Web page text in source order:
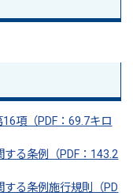
項（PDF：69.7キロ
る条例（PDF：143.2
る条例施行規則（PD